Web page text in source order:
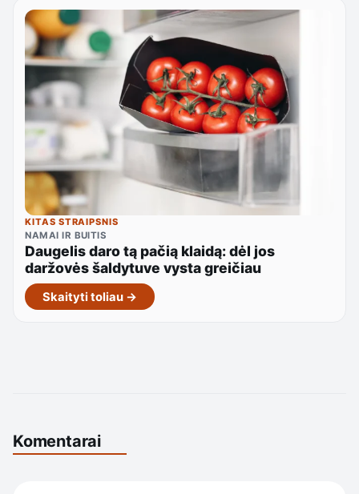
KITAS STRAIPSNIS
NAMAI IR BUITIS
Daugelis daro tą pačią klaidą: dėl jos
daržovės šaldytuve vysta greičiau
Skaityti toliau →
Komentarai